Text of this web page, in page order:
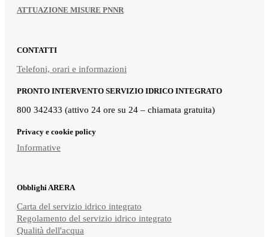
ATTUAZIONE MISURE PNNR
CONTATTI
Telefoni, orari e informazioni
PRONTO INTERVENTO SERVIZIO IDRICO INTEGRATO
800 342433 (attivo 24 ore su 24 – chiamata gratuita)
Privacy e cookie policy
Informative
Obblighi ARERA
Carta del servizio idrico integrato
Regolamento del servizio idrico integrato
Qualità dell'acqua